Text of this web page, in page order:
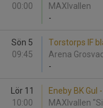
00:00
MAXIvallen
-
Sön 5
09:45
Torstorps IF
Arena Grosvad
-
Lör 11
10:00
Eneby BK Gul
MAXIvallen